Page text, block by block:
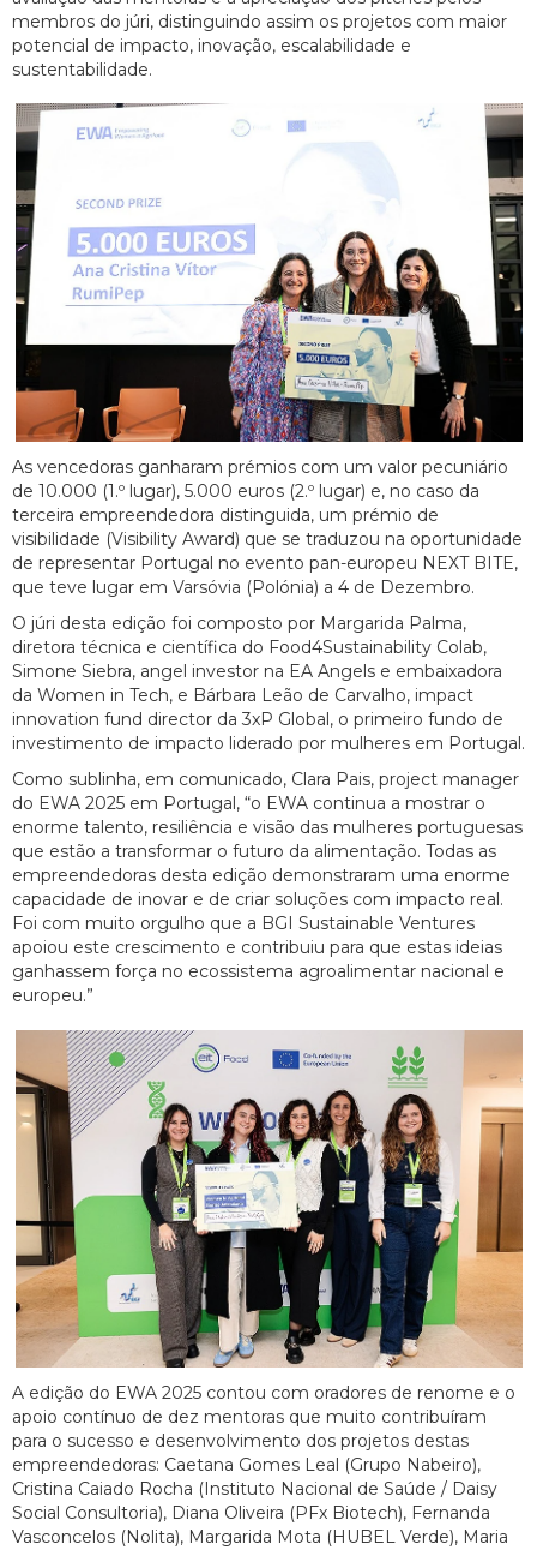
membros do júri, distinguindo assim os projetos com maior
potencial de impacto, inovação, escalabilidade e
sustentabilidade.
As vencedoras ganharam prémios com um valor pecuniário
de 10.000 (1.º lugar), 5.000 euros (2.º lugar) e, no caso da
terceira empreendedora distinguida, um prémio de
visibilidade (Visibility Award) que se traduzou na oportunidade
de representar Portugal no evento pan-europeu NEXT BITE,
que teve lugar em Varsóvia (Polónia) a 4 de Dezembro.
O júri desta edição foi composto por Margarida Palma,
diretora técnica e científica do Food4Sustainability Colab,
Simone Siebra, angel investor na EA Angels e embaixadora
da Women in Tech, e Bárbara Leão de Carvalho, impact
innovation fund director da 3xP Global, o primeiro fundo de
investimento de impacto liderado por mulheres em Portugal.
Como sublinha, em comunicado, Clara Pais, project manager
do EWA 2025 em Portugal, “o EWA continua a mostrar o
enorme talento, resiliência e visão das mulheres portuguesas
que estão a transformar o futuro da alimentação. Todas as
empreendedoras desta edição demonstraram uma enorme
capacidade de inovar e de criar soluções com impacto real.
Foi com muito orgulho que a BGI Sustainable Ventures
apoiou este crescimento e contribuiu para que estas ideias
ganhassem força no ecossistema agroalimentar nacional e
europeu.”
A edição do EWA 2025 contou com oradores de renome e o
apoio contínuo de dez mentoras que muito contribuíram
para o sucesso e desenvolvimento dos projetos destas
empreendedoras: Caetana Gomes Leal (Grupo Nabeiro),
Cristina Caiado Rocha (Instituto Nacional de Saúde / Daisy
Social Consultoria), Diana Oliveira (PFx Biotech), Fernanda
Vasconcelos (Nolita), Margarida Mota (HUBEL Verde), Maria